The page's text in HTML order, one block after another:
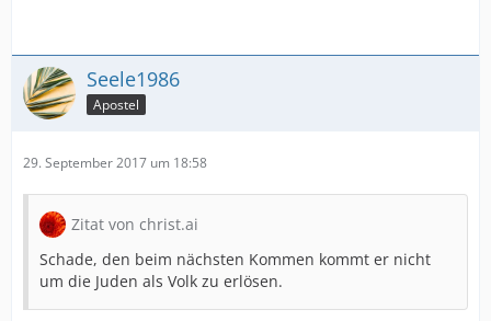
Seele1986
Apostel
29. September 2017 um 18:58
Zitat von christ.ai
Schade, den beim nächsten Kommen kommt er nicht
um die Juden als Volk zu erlösen.